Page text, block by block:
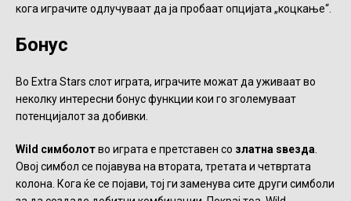
кога играчите одлучуваат да ја пробаат опцијата „коцкање“.
Бонус
Во Extra Stars слот играта, играчите можат да уживаат во
неколку интересни бонус функции кои го зголемуваат
потенцијалот за добивки.
Wild симболотво играта е претставен со златна ѕвезда.
Овој симбол се појавува на втората, третата и четвртата
колона. Кога ќе се појави, тој ги заменува сите други симболи